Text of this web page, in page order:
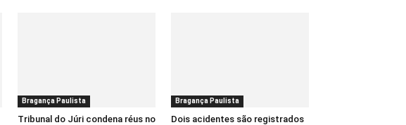
Bragança Paulista
Tribunal do Júri condena réus no
Bragança Paulista
Dois acidentes são registrados